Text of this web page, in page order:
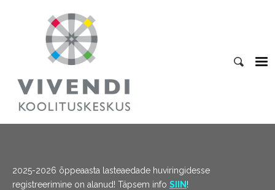
2025-2026 õppeaasta lasteaedade huviringidesse
registreerimine on alanud! Täpsem info SIIN !